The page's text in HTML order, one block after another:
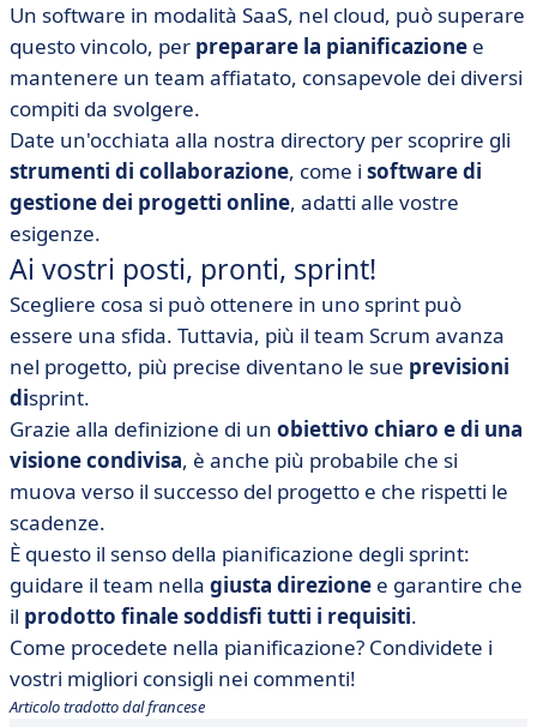
Un software in modalità SaaS, nel cloud, può superare
questo vincolo, per preparare la pianificazione e
mantenere un team affiatato, consapevole dei diversi
compiti da svolgere.
Date un'occhiata alla nostra directory per scoprire gli
strumenti di collaborazione, come i software di
gestione dei progetti online, adatti alle vostre
esigenze.
Ai vostri posti, pronti, sprint!
Scegliere cosa si può ottenere in uno sprint può
essere una sfida. Tuttavia, più il team Scrum avanza
nel progetto, più precise diventano le sue previsioni
disprint.
Grazie alla definizione di un obiettivo chiaro e di una
visione condivisa, è anche più probabile che si
muova verso il successo del progetto e che rispetti le
scadenze.
È questo il senso della pianificazione degli sprint:
guidare il team nella giusta direzione e garantire che
il prodotto finale soddisfi tutti i requisiti.
Come procedete nella pianificazione? Condividete i
vostri migliori consigli nei commenti!
Articolo tradotto dal francese